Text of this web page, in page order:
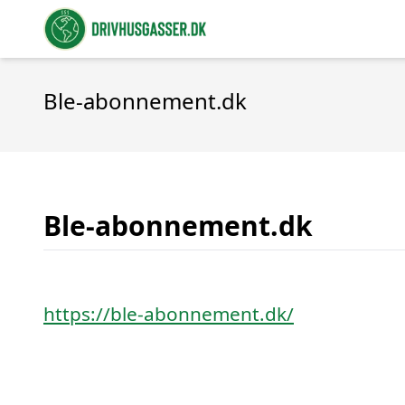
Ble-abonnement.dk
Ble-abonnement.dk
https://ble-abonnement.dk/